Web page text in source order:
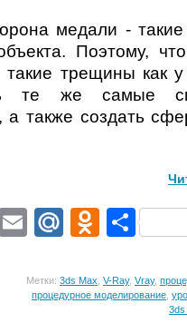
медали -
Поэтому,
такие трещины как
те же самые
также создать
Telegram
EmailMail.Ru
Метки: 3ds Max V-Ray, Vray,
процедурное моделирование
3ds